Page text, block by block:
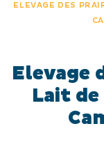
ELEVAGE DES
Elevage
Lait